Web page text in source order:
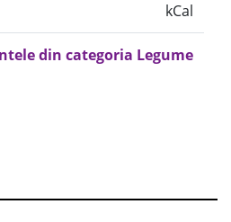
kCal
din categoria Legume